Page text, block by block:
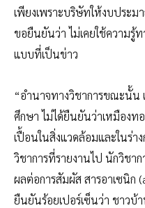
เพียงเพราะบริษัทให้งบประ
ขอยืนยันว่า ไม่เคยใช้ความรู้ท
แบบที่เป็นข่าว
“อำนาจทางวิชาการขณะนั้น
ศึกษา ไม่ได้ยืนยันว่าเหมือง
เปื้อนในสิ่งแวดล้อมและในร่า
วิชาการที่รายงานไป นักวิชา
ผลต่อการสัมผัส สารอาเซนิก
ยืนยันร้อยเปอร์เซ็นว่า ชาวบ้